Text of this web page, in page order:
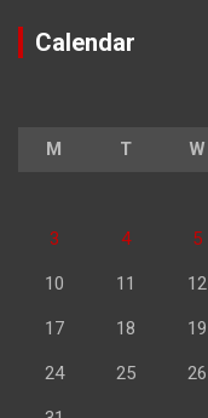
Calendar
M T W
3 4 5
10 11 12
17 18 19
24 25 26